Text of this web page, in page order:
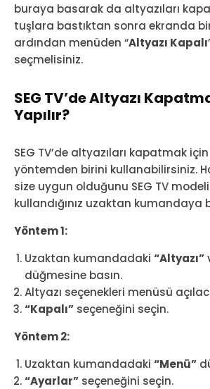
buraya basarak da altyazıları
tuşlara bastıktan sonra ekranda
ardından menüden “Altyazı Kapalı
seçmelisiniz.
SEG TV’de Altyazı
Yapılır?
SEG TV’de altyazıları kapatmak
yöntemden birini kullanabilirsiniz.
size uygun olduğunu SEG TV
kullandığınız uzaktan kumandaya
Yöntem 1:
Uzaktan kumandadaki “Altyazı”
düğmesine basın.
Altyazı seçenekleri menüsü
“Kapalı” seçeneğini seçin.
Yöntem 2:
Uzaktan kumandadaki “Menü”
“Ayarlar” seçeneğini seçin.